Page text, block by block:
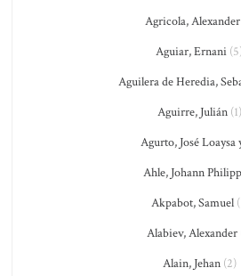
Agricola, Alexander
Aguiar, Ernani
Aguilera de Heredia,
Aguirre, Julián(1)
Agurto, José Loaysa
Ahle, Johann Philipp
Akpabot, Samuel
Alabiev, Alexander
Alain, Jehan(2)